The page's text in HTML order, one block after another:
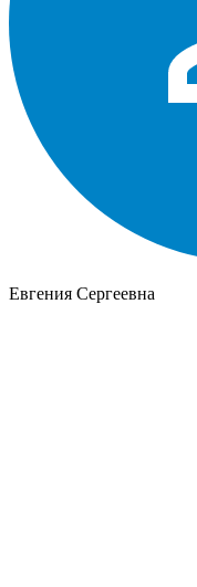
Евгения Сергеевна